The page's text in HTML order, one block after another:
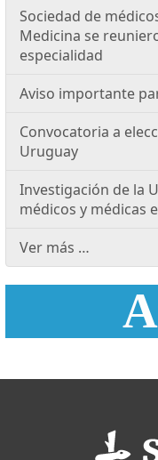
Sociedad de
Medicina se
especialidad
Aviso importante
Convocatoria a
Uruguay
Investigación de la
médicos y médicas
Ver más …